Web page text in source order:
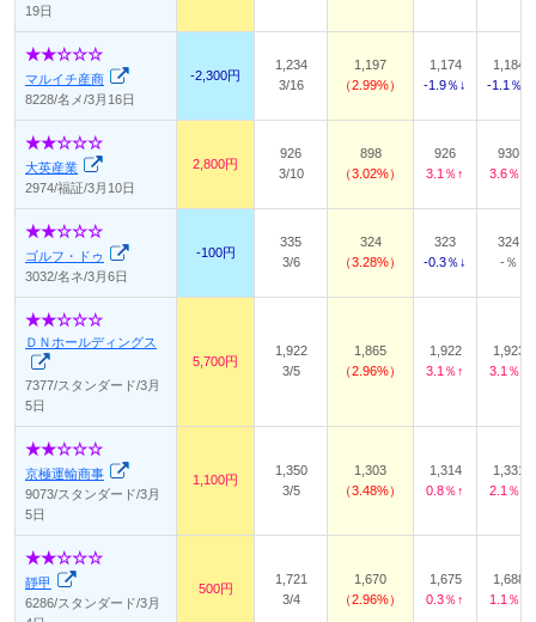
19日
マルイチ産商
8228/名メ/3月16日
-2,300円
1,234
3/16
1,197
2.99%
1,174
-1.9％↓
1,184
-1.1％↓
大英産業
2974/福証/3月10日
2,800円
926
3/10
898
3.02%
926
3.1％↑
930
3.6％↑
ゴルフ・ドゥ
3032/名ネ/3月6日
-100円
335
3/6
324
3.28%
323
-0.3％↓
324
-％
ＤＮホールディングス
7377/スタンダード/3月
5日
5,700円
1,922
3/5
1,865
2.96%
1,922
3.1％↑
1,923
3.1％↑
京極運輸商事
9073/スタンダード/3月
5日
1,100円
1,350
3/5
1,303
3.48%
1,314
0.8％↑
1,331
2.1％↑
靜甲
6286/スタンダード/3月
500円
1,721
3/4
1,670
2.96%
1,675
0.3％↑
1,688
1.1％↑